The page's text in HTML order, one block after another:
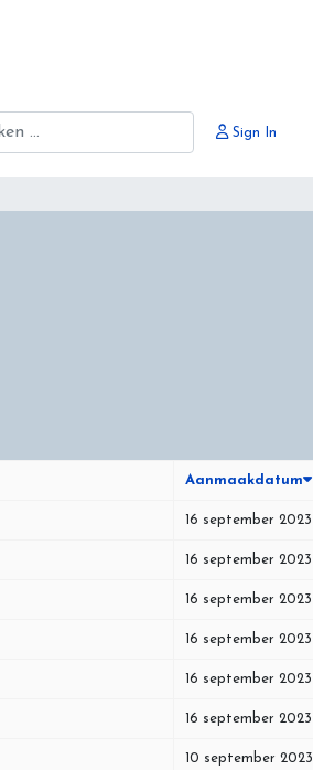
Sign In
Aanmaakdatum
16 september 2023
16 september 2023
16 september 2023
16 september 2023
16 september 2023
16 september 2023
10 september 2023